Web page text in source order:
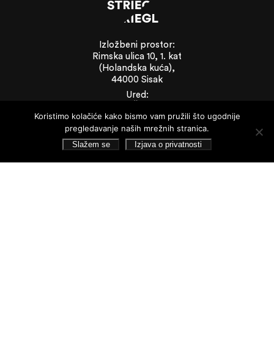
Izložbeni prostor:
Rimska ulica 10, 1. kat
(Holandska kuća),
44000 Sisak
Ured:
44000 Sisak
Sjedište:
S. S. Kranjčevića 9,
Koristimo kolačiće kako bismo vam pružili što ugodnije
pregledavanje naših mrežnih stranica.
Slažem se Izjava o privatnosti